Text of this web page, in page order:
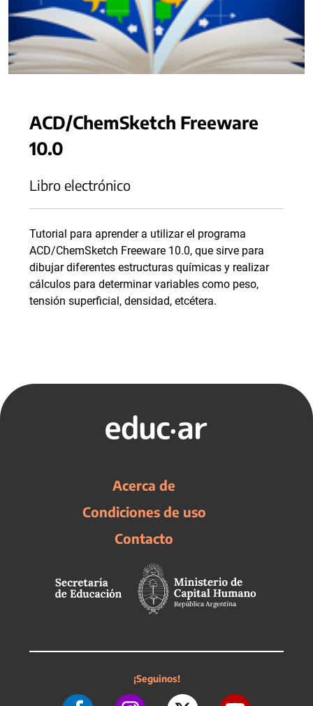
ACD/ChemSketch Freeware
10.0
Libro electrónico
Tutorial para aprender a utilizar el programa
ACD/ChemSketch Freeware 10.0, que sirve para
dibujar diferentes estructuras químicas y realizar
cálculos para determinar variables como peso,
tensión superficial, densidad, etcétera.
Acerca de
Condiciones de uso
Contacto
¡Seguinos!